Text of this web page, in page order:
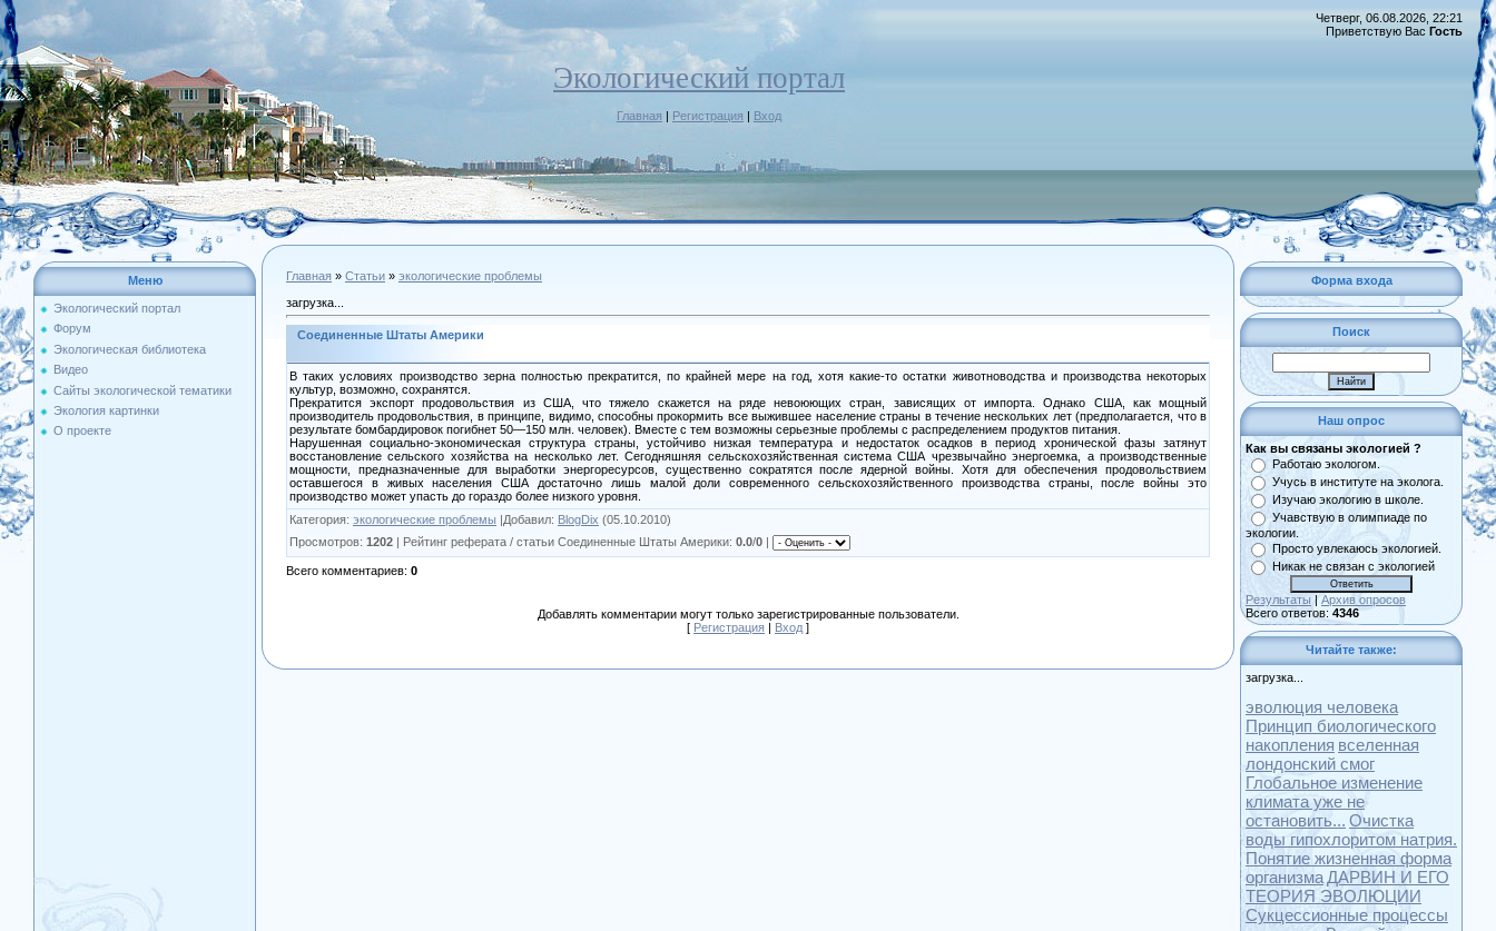
Экологический портал
Главная | Регистрация | Вход
Четверг, 06.08.2026, 22:21
Приветствую Вас Гость
Меню
Экологический портал
Форум
Экологическая библиотека
Видео
Сайты экологической тематики
Экология картинки
О проекте
Главная » Статьи » экологические проблемы
загрузка...
Соединенные Штаты Америки
В таких условиях производство зерна полностью прекратится, по крайней мере на год, хотя какие-то остатки животноводства и производства некоторых
культур, возможно, сохранятся.
Прекратится экспорт продовольствия из США, что тяжело скажется на ряде невоюющих стран, зависящих от импорта. Однако США, как мощный
производитель продовольствия, в принципе, видимо, способны прокормить все выжившее население страны в течение нескольких лет (предполагается, что в
результате бомбардировок погибнет 50—150 млн. человек). Вместе с тем возможны серьезные проблемы с распределением продуктов питания.
Нарушенная социально-экономическая структура страны, устойчиво низкая температура и недостаток осадков в период хронической фазы затянут
восстановление сельского хозяйства на несколько лет. Сегодняшняя сельскохозяйственная система США чрезвычайно энергоемка, а производственные
мощности, предназначенные для выработки энергоресурсов, существенно сократятся после ядерной войны. Хотя для обеспечения продовольствием
оставшегося в живых населения США достаточно лишь малой доли современного сельскохозяйственного производства страны, после войны это
производство может упасть до гораздо более низкого уровня.
Категория: экологические проблемы |Добавил: BlogDix (05.10.2010)
Просмотров: 1202 | Рейтинг реферата / статьи Соединенные Штаты Америки: 0.0/0 |
Всего комментариев: 0
Добавлять комментарии могут только зарегистрированные пользователи.
[ Регистрация | Вход ]
Форма входа
Поиск
Наш опрос
Как вы связаны экологией ?
Работаю экологом.
Учусь в институте на эколога.
Изучаю экологию в школе.
Учавствую в олимпиаде по
экологии.
Просто увлекаюсь экологией.
Никак не связан с экологией
Результаты | Архив опросов
Всего ответов: 4346
Читайте также:
загрузка...
эволюция человека
Принцип биологического
накопления вселенная
лондонский смог
Глобальное изменение
климата уже не
остановить... Очистка
воды гипохлоритом натрия.
Понятие жизненная форма
организмаДАРВИН И ЕГО
ТЕОРИЯ ЭВОЛЮЦИИ
Сукцессионные процессы